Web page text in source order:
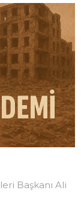
Başkanı Ali